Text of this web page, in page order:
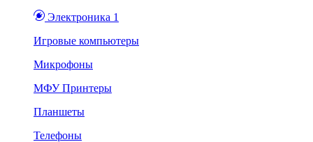
Электроника 1
Игровые компьютеры
Микрофоны
МФУ Принтеры
Планшеты
Телефоны